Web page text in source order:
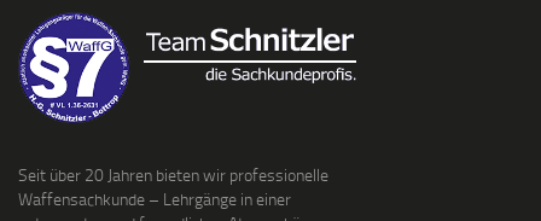
Seit über 20 Jahren bieten wir professionelle
Waffensachkunde – Lehrgänge in einer